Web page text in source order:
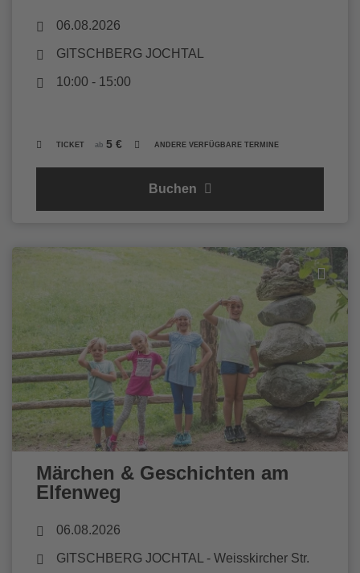
06.08.2026
GITSCHBERG JOCHTAL
10:00 - 15:00
TICKET ab 5 € ANDERE VERFÜGBARE TERMINE
Buchen
Märchen & Geschichten am
Elfenweg
06.08.2026
GITSCHBERG JOCHTAL - Weisskircher Str.